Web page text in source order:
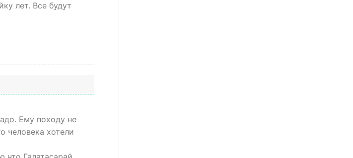
лет. Все будут
Ему походу не
человека хотели